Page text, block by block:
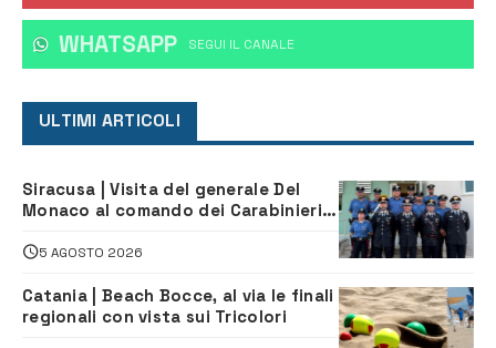
WHATSAPP ‎SEGUI IL CANALE
ULTIMI ARTICOLI
Siracusa | Visita del generale Del
Monaco al comando dei Carabinieri e
Ferla e Sortino
5 AGOSTO 2026
Catania | Beach Bocce, al via le finali
regionali con vista sui Tricolori